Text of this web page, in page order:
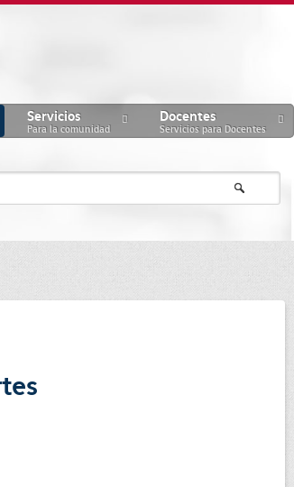
Servicios
Para la comunidad
Docentes
Servicios para Docentes